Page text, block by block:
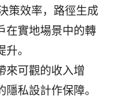
策效率，路徑生成
在實地場景中的轉
。
來可觀的收入增
私設計作保障。